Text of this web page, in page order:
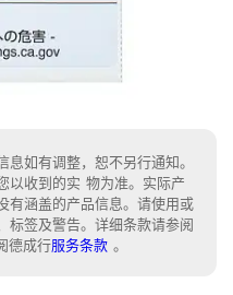
如有调整，恕不另行通知。
以收到的实 物为准。实际产
有涵盖的产品信息。请使用或
标签及警告。详细条款请参阅
德成行服务条款 。